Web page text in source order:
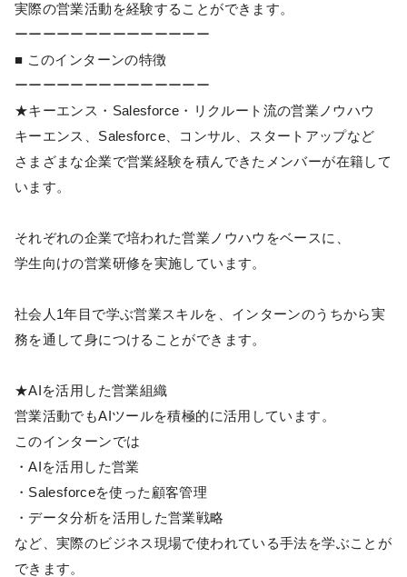
実際の営業活動を経験することができます。
ーーーーーーーーーーーーーー
■ このインターンの特徴
ーーーーーーーーーーーーーー
★キーエンス・Salesforce・リクルート流の営業ノウハウ
キーエンス、Salesforce、コンサル、スタートアップなど
さまざまな企業で営業経験を積んできたメンバーが在籍して
います。
それぞれの企業で培われた営業ノウハウをベースに、
学生向けの営業研修を実施しています。
社会人1年目で学ぶ営業スキルを、インターンのうちから実
務を通して身につけることができます。
★AIを活用した営業組織
営業活動でもAIツールを積極的に活用しています。
このインターンでは
・AIを活用した営業
・Salesforceを使った顧客管理
・データ分析を活用した営業戦略
など、実際のビジネス現場で使われている手法を学ぶことが
できます。